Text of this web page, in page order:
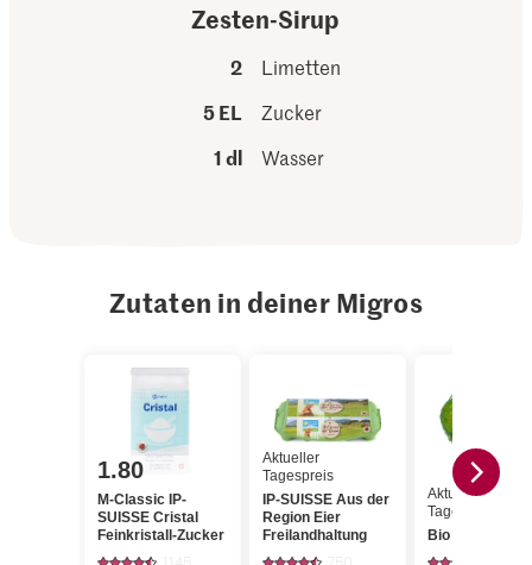
Zesten-Sirup
2
Limetten
5 EL
Zucker
1 dl
Wasser
Zutaten in deiner Migros
1.80
M-Classic IP-
SUISSE Cristal
Feinkristall-Zucker
Aktueller
Tagespreis
IP-SUISSE Aus der
Region Eier
Freilandhaltung
Aktueller
Tagespreis
Bio Limetten